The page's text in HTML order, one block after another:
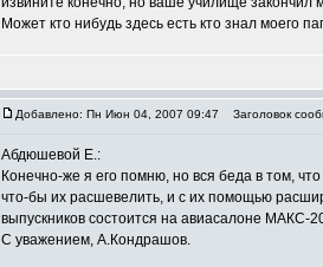
Может кто нибудь здесь есть кто знал моего
Добавлено: Пн Июн 04, 2007 09:47 Заголовок
Абдюшевой Е.:
Конечно-же я его помню, но вся беда в том,
что-бы их расшевелить, и с их помощью
выпускников состоится на авиасалоне
С уважением, А.Кондрашов.